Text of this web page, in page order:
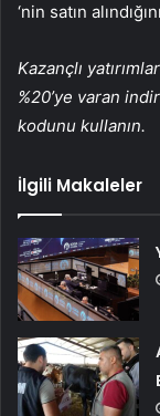
‘nin satın
Kazançlı
%20’ye varan
kodunu kullanın.
İlgili Makaleler